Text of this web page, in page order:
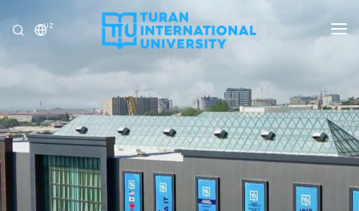
UZ
UNIVERSITET
DASTURLAR
QABUL
TADQIQOT